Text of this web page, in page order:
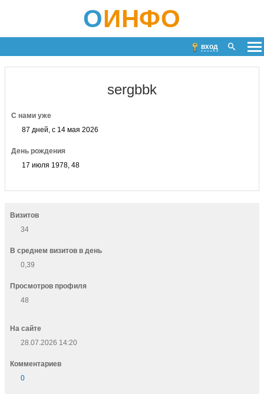
ОИНФО
вход
sergbbk
С нами уже
87 дней, с 14 мая 2026
День рождения
17 июля 1978, 48
Визитов
34
В среднем визитов в день
0,39
Просмотров профиля
48
На сайте
28.07.2026 14:20
Комментариев
0